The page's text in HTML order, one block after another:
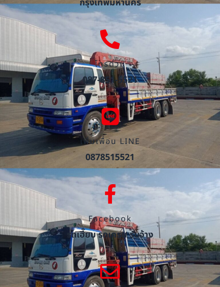
โทรด่วน
087-851-5521
เพิ่มเพื่อน LINE
0878515521
Facebook
รถเฮี๊ยบ รถเครน รับจ้าง